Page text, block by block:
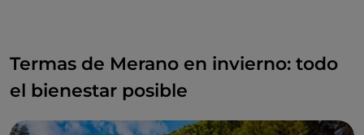
Termas de Merano en invierno: todo
el bienestar posible